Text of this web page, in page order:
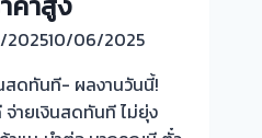
ณ
202510/06/2025
สดทันที- ผลงานวันนี้!
จ่ายเงินสดทันที ไม่ยุ่ง